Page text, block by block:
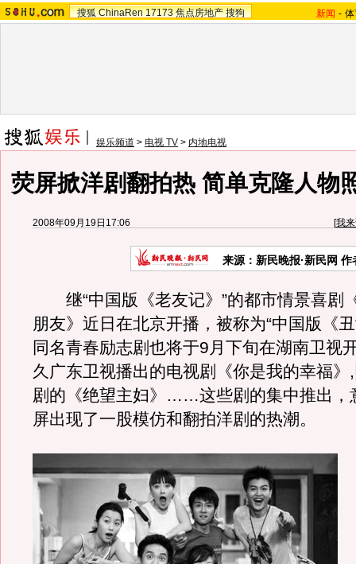
搜狐 ChinaRen 17173 焦点房地产 搜狗 新闻 -
娱乐频道 > 电视 TV > 内地电视
荧屏掀洋剧翻拍热 简单克隆人物
2008年09月19日17:06 [我
来源：新民晚报·新民网 作
继“中国版《老友记》”的都市情景喜剧
朋友》近日在北京开播，被称为“中国版《
同名青春励志剧也将于9月下旬在湖南卫视
久广东卫视播出的电视剧《你是我的幸福》
剧的《绝望主妇》……这些剧的集中推出，
屏出现了一股模仿和翻拍洋剧的热潮。